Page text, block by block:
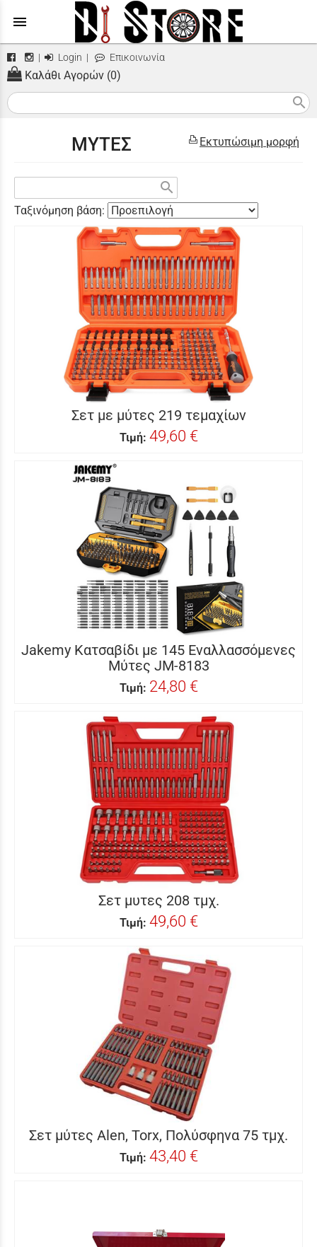
menu
| Login | Επικοινωνία
Καλάθι Αγορών (0)
search
Εκτυπώσιμη μορφή
ΜΥΤΕΣ
search
Ταξινόμηση βάση:
Σετ με μύτες 219 τεμαχίων
Τιμή: 49,60 €
Jakemy Κατσαβίδι με 145 Εναλλασσόμενες
Μύτες JM-8183
Τιμή: 24,80 €
Σετ μυτες 208 τμχ.
Τιμή: 49,60 €
Σετ μύτες Alen, Torx, Πολύσφηνα 75 τμχ.
Τιμή: 43,40 €